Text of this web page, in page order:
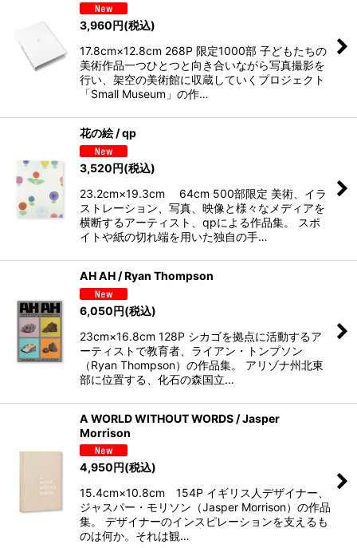
3,960 円(税込)
17.8cm×12.8cm 268P 限定1000部 子どもたちの
美術作品一つひとつと向き合いながら写真撮影を
行い、架空の美術館に収蔵していくプロジェクト
「Small Museum」の作…
花の絵 / qp
3,520円(税込)
23.2cm×19.3cm 64cm 500部限定 美術、イラ
ストレーション、写真、映像と様々なメディアを
横断するアーティスト、qpによる作品集。 スポ
イトや紙の切れ端を用いた独自の手…
AH AH / Ryan Thompson
6,050円(税込)
23cm×16.8cm 128P シカゴを拠点に活動するア
ーティストで教育者、ライアン・トンプソン
（Ryan Thompson）の作品集。 アリゾナ州北東
部に位置する、化石の森国立…
A WORLD WITHOUT WORDS / Jasper
Morrison
4,950 円(税込)
15.4cm×10.8cm 154P イギリス人デザイナー、
ジャスパー・モリソン（Jasper Morrison）の作品
集。 デザイナーのインスピレーションを支えるも
のは何か。それは観…